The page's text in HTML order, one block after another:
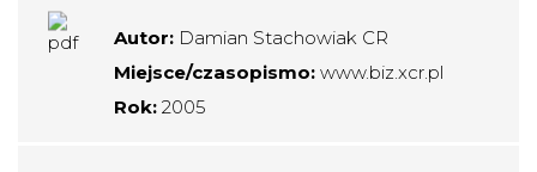
Autor: Damian Stachowiak CR
Miejsce/czasopismo: www.biz.xcr.pl
Rok: 2005